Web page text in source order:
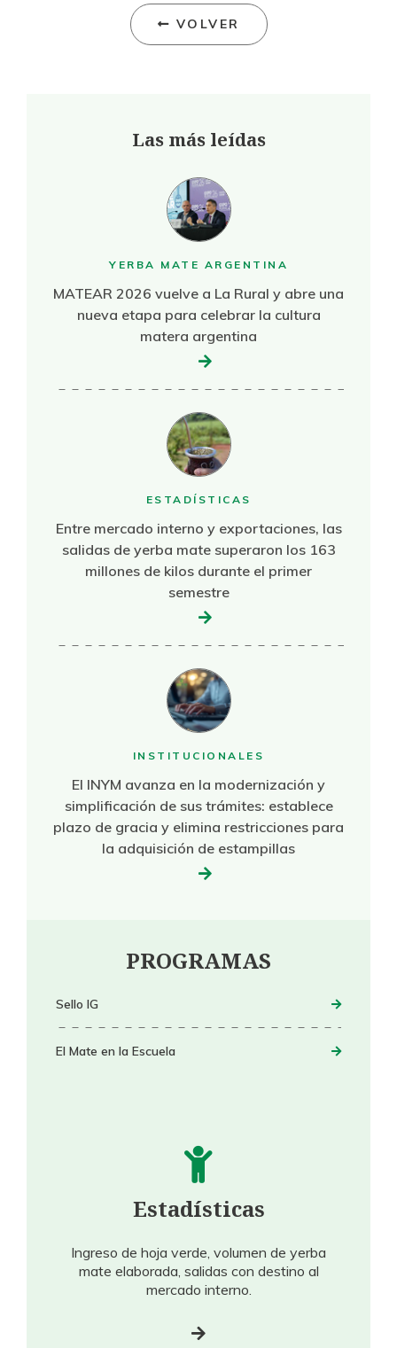
VOLVER
Las más leídas
YERBA MATE ARGENTINA
MATEAR 2026 vuelve a La Rural y abre una
nueva etapa para celebrar la cultura
matera argentina
ESTADÍSTICAS
Entre mercado interno y exportaciones, las
salidas de yerba mate superaron los 163
millones de kilos durante el primer
semestre
INSTITUCIONALES
El INYM avanza en la modernización y
simplificación de sus trámites: establece
plazo de gracia y elimina restricciones para
la adquisición de estampillas
PROGRAMAS
Sello IG
El Mate en la Escuela
Estadísticas
Ingreso de hoja verde, volumen de yerba
mate elaborada, salidas con destino al
mercado interno.